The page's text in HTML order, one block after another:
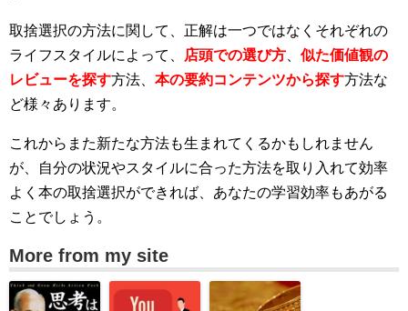
取捨選択の方法に関して、正解は一つではなくそれぞれの
ライフスタイルによって、
店頭での選び方
似た価値観の
レビューを探す方法 本の要約コンテンツから探す方法な
ど様々あります。
これからまた新たな方法も生まれてくるかもしれません
が、自分の状況やスタイルに合った方法を取り入れて効率
よく本の取捨選択ができれば、あなたの学習効率もあがる
ことでしょう。
More from my site